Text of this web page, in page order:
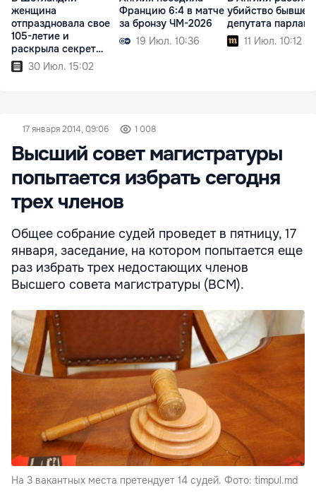
женщина
отпраздновала свое
105-летие и
раскрыла секрет
долголетия
30 Июл. 15:02
Францию 6:4 в матче
за бронзу ЧМ-2026
19 Июл. 10:36
убийство
депутата
11 Июл. 10:12
17 января 2014, 09:06 1 008
Высший совет магистратуры
попытается избрать сегодня
трех членов
Общее собрание судей проведет в пятницу, 17
января, заседание, на котором попытается еще
раз избрать трех недостающих членов
Высшего совета магистратуры (ВСМ).
На 3 вакантных места претендует 14 судей. Фото: timpul.md